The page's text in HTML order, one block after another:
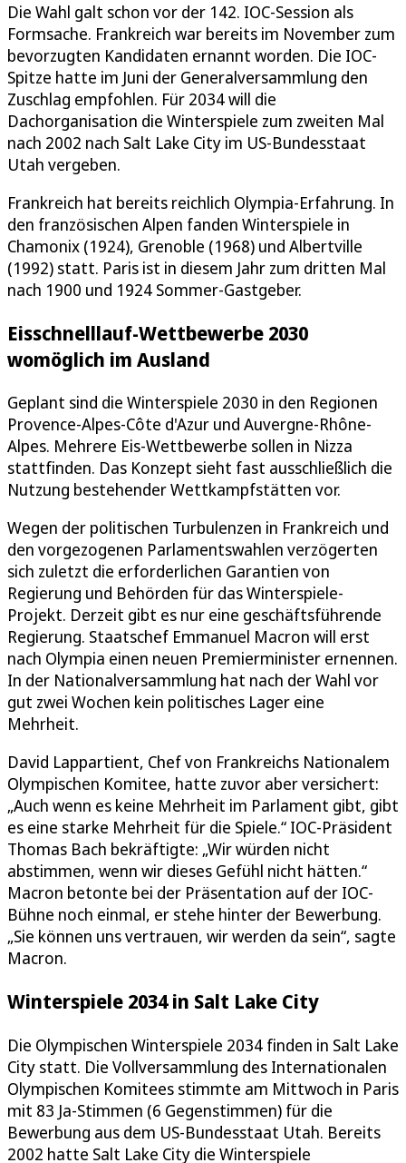
Die Wahl galt schon vor der 142. IOC-Session als
Formsache. Frankreich war bereits im November zum
bevorzugten Kandidaten ernannt worden. Die IOC-
Spitze hatte im Juni der Generalversammlung den
Zuschlag empfohlen. Für 2034 will die
Dachorganisation die Winterspiele zum zweiten Mal
nach 2002 nach Salt Lake City im US-Bundesstaat
Utah vergeben.
Frankreich hat bereits reichlich Olympia-Erfahrung. In
den französischen Alpen fanden Winterspiele in
Chamonix (1924), Grenoble (1968) und Albertville
(1992) statt. Paris ist in diesem Jahr zum dritten Mal
nach 1900 und 1924 Sommer-Gastgeber.
Eisschnelllauf-Wettbewerbe 2030
womöglich im Ausland
Geplant sind die Winterspiele 2030 in den Regionen
Provence-Alpes-Côte d'Azur und Auvergne-Rhône-
Alpes. Mehrere Eis-Wettbewerbe sollen in Nizza
stattfinden. Das Konzept sieht fast ausschließlich die
Nutzung bestehender Wettkampfstätten vor.
Wegen der politischen Turbulenzen in Frankreich und
den vorgezogenen Parlamentswahlen verzögerten
sich zuletzt die erforderlichen Garantien von
Regierung und Behörden für das Winterspiele-
Projekt. Derzeit gibt es nur eine geschäftsführende
Regierung. Staatschef Emmanuel Macron will erst
nach Olympia einen neuen Premierminister ernennen.
In der Nationalversammlung hat nach der Wahl vor
gut zwei Wochen kein politisches Lager eine
Mehrheit.
David Lappartient, Chef von Frankreichs Nationalem
Olympischen Komitee, hatte zuvor aber versichert:
„Auch wenn es keine Mehrheit im Parlament gibt, gibt
es eine starke Mehrheit für die Spiele.“ IOC-Präsident
Thomas Bach bekräftigte: „Wir würden nicht
abstimmen, wenn wir dieses Gefühl nicht hätten.“
Macron betonte bei der Präsentation auf der IOC-
Bühne noch einmal, er stehe hinter der Bewerbung.
„Sie können uns vertrauen, wir werden da sein“, sagte
Macron.
Winterspiele 2034 in Salt Lake City
Die Olympischen Winterspiele 2034 finden in Salt Lake
City statt. Die Vollversammlung des Internationalen
Olympischen Komitees stimmte am Mittwoch in Paris
mit 83 Ja-Stimmen (6 Gegenstimmen) für die
Bewerbung aus dem US-Bundesstaat Utah. Bereits
2002 hatte Salt Lake City die Winterspiele